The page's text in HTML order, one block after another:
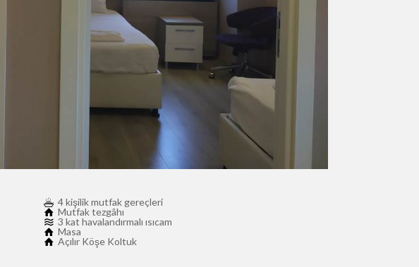
4 kişilik mutfak gereçleri
Mutfak tezgâhı
3 kat havalandırmalı ısıcam
Masa
Açılır Köşe Koltuk